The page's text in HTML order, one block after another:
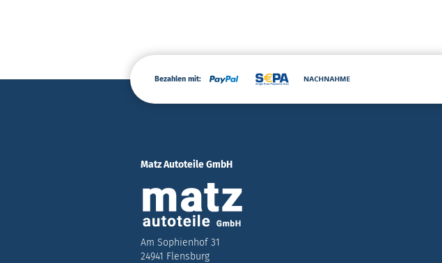
Bezahlen mit:
Matz Autoteile GmbH
Am Sophienhof 31
24941 Flensburg